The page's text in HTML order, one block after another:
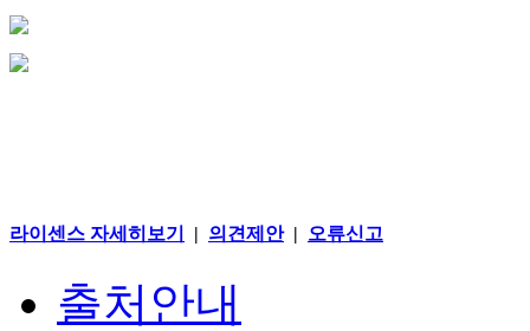
라이센스 자세히보기 | 의견제안| 오류신고
출처안내